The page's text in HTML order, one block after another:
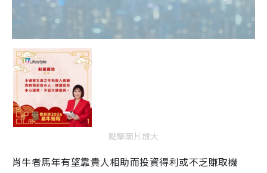
點擊圖片放大
肖牛者馬年有望靠貴人相助而投資得利或不乏賺取機